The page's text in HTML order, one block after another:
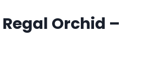
Orchid –